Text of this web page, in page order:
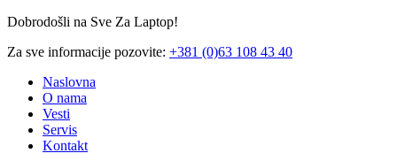
Dobrodošli na Sve Za Laptop!
Za sve informacije pozovite: +381 (0)63 108 43 40
Naslovna
O nama
Vesti
Servis
Kontakt